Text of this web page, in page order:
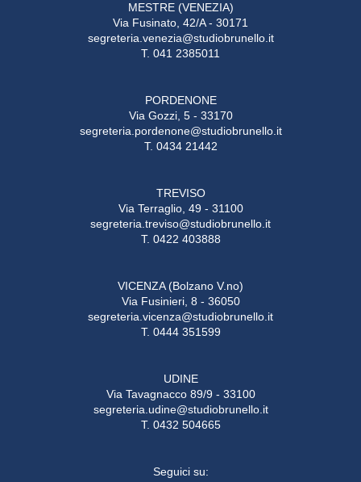
MESTRE (VENEZIA)
Via Fusinato, 42/A - 30171
segreteria.venezia@studiobrunello.it
T. 041 2385011
PORDENONE
Via Gozzi, 5 - 33170
segreteria.pordenone@studiobrunello.it
T. 0434 21442
TREVISO
Via Terraglio, 49 - 31100
segreteria.treviso@studiobrunello.it
T. 0422 403888
VICENZA (Bolzano V.no)
Via Fusinieri, 8 - 36050
segreteria.vicenza@studiobrunello.it
T. 0444 351599
UDINE
Via Tavagnacco 89/9 - 33100
segreteria.udine@studiobrunello.it
T. 0432 504665
Seguici su: